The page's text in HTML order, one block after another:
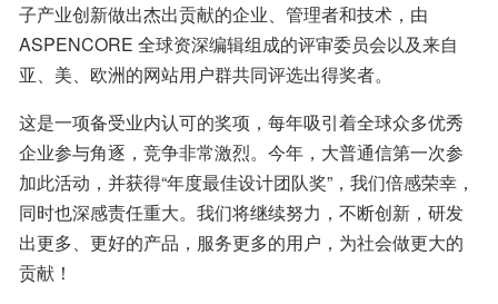
子产业创新做出杰出贡献的企业、管理者和技术，由
ASPENCORE 全球资深编辑组成的评审委员会以及来自
亚、美、欧洲的网站用户群共同评选出得奖者。
这是一项备受业内认可的奖项，每年吸引着全球众多优秀
企业参与角逐，竞争非常激烈。今年，大普通信第一次参
加此活动，并获得“年度最佳设计团队奖”，我们倍感荣幸，
同时也深感责任重大。我们将继续努力，不断创新，研发
出更多、更好的产品，服务更多的用户，为社会做更大的
贡献！